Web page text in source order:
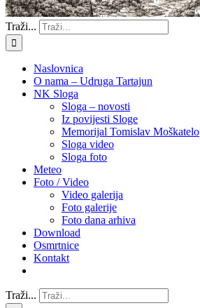
Traži...
Naslovnica
O nama – Udruga Tartajun
NK Sloga
Sloga – novosti
Iz povijesti Sloge
Memorijal Tomislav Moškatelo
Sloga video
Sloga foto
Meteo
Foto / Video
Video galerija
Foto galerije
Foto dana arhiva
Download
Osmrtnice
Kontakt
Traži...